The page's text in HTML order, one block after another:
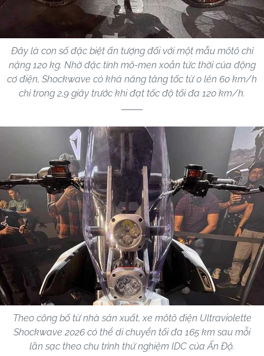
Đây là con số đặc biệt ấn tượng đối với một mẫu môtô chỉ
nặng 120 kg. Nhờ đặc tính mô-men xoắn tức thời của động
cơ điện, Shockwave có khả năng tăng tốc từ 0 lên 60 km/h
chỉ trong 2,9 giây trước khi đạt tốc độ tối đa 120 km/h.
Theo công bố từ nhà sản xuất, xe môtô điện Ultraviolette
Shockwave 2026 có thể di chuyển tối đa 165 km sau mỗi
lần sạc theo chu trình thử nghiệm IDC của Ấn Độ.